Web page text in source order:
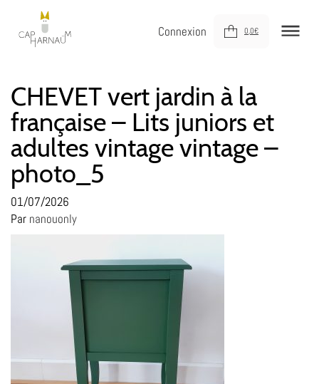
Connexion 0,0€
NOUVEAUTÉS
MEUBLER
DÉCORER
JOUER
DERNIÈRE CHANCE !
À VOTRE SERVICE
CHEVET vert jardin à la
française – Lits juniors et
adultes vintage vintage –
photo_5
01/07/2026
Par nanouonly